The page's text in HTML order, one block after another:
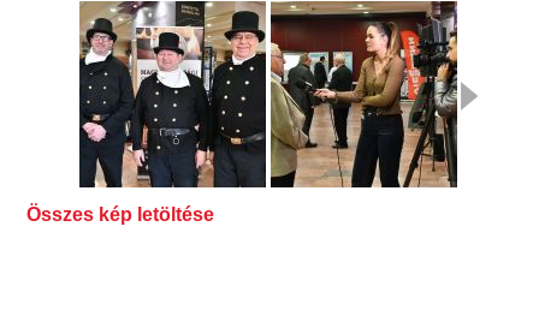
Összes kép letöltése